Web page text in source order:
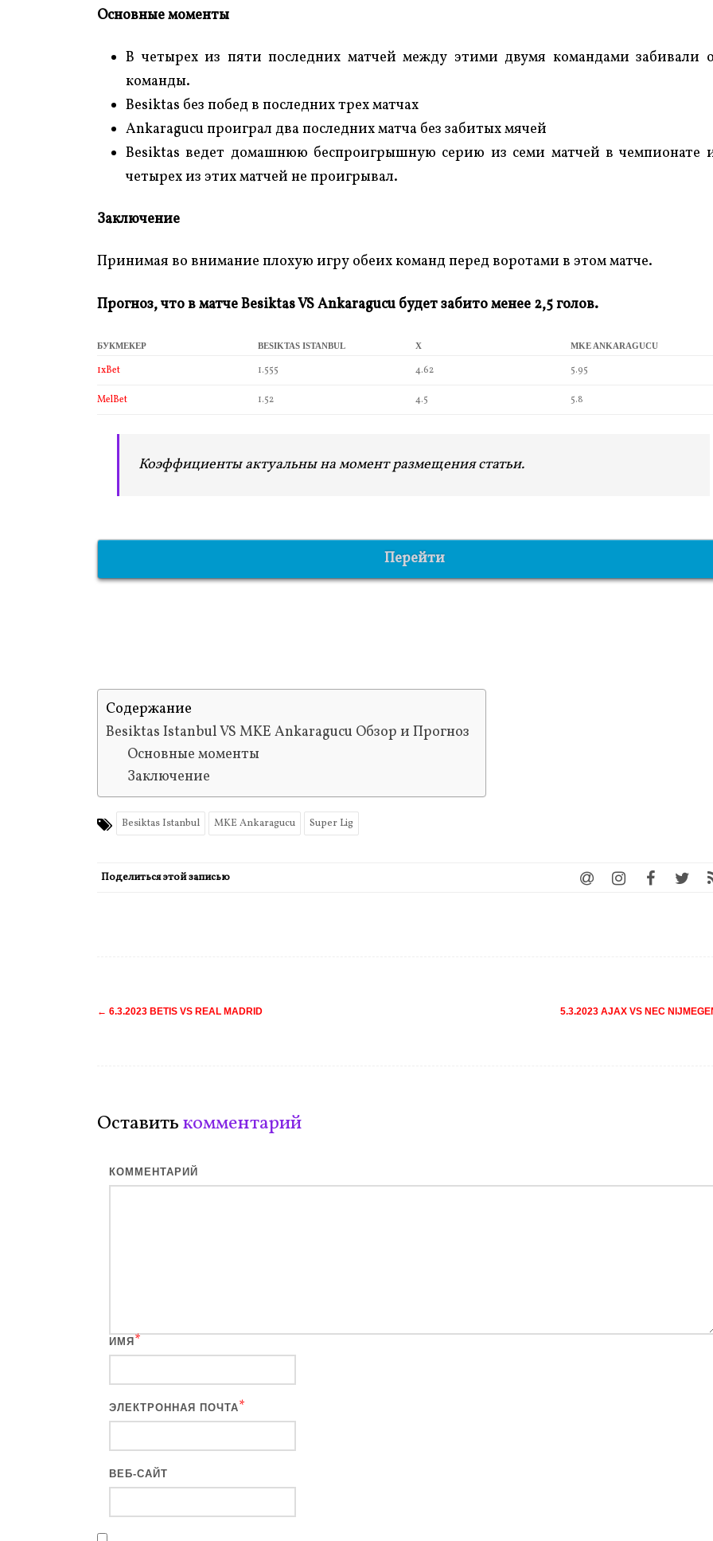
Основные моменты
В четырех из пяти последних матчей между этими двумя командами забивали
команды.
Besiktas без побед в последних трех матчах
Ankaragucu проиграл два последних матча без забитых мячей
Besiktas ведет домашнюю беспроигрышную серию из семи матчей в чемпионате
четырех из этих матчей не проигрывал.
Заключение
Принимая во внимание плохую игру обеих команд перед воротами в этом матче.
Прогноз, что в матче BesiktasVS Ankaragucu будет забито менее 2,5 голов.
БУКМЕКЕР BESIKTAS ISTANBUL X MKE ANKARAGUCU
1xBet 1.555 4.62 5.95
MelBet 1.52 4.5 5.8
Коэффициенты актуальны на момент размещения статьи.
Перейти
Содержание
Besiktas Istanbul VS MKE Ankaragucu Обзор и Прогноз
Основные моменты
Заключение
Besiktas Istanbul MKE Ankaragucu Super Lig
Поделиться этой записью
Навигация
← 6.3.2023 BETIS VS REAL MADRID 5.3.2023 AJAX VS NEC
Оставитькомментарий
КОММЕНТАРИЙ
ИМЯ *
ЭЛЕКТРОННАЯ ПОЧТА*
ВЕБ-САЙТ